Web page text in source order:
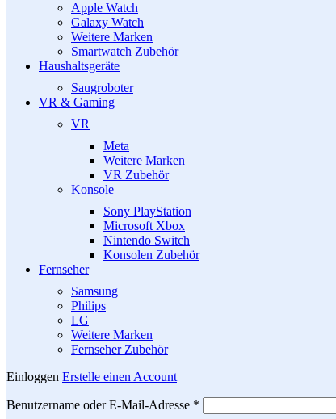
Apple Watch
Galaxy Watch
Weitere Marken
Smartwatch Zubehör
Haushaltsgeräte
Saugroboter
VR & Gaming
VR
Meta
Weitere Marken
VR Zubehör
Konsole
Sony PlayStation
Microsoft Xbox
Nintendo Switch
Konsolen Zubehör
Fernseher
Samsung
Philips
LG
Weitere Marken
Fernseher Zubehör
Einloggen Erstelle einen Account
Benutzername oder E-Mail-Adresse *